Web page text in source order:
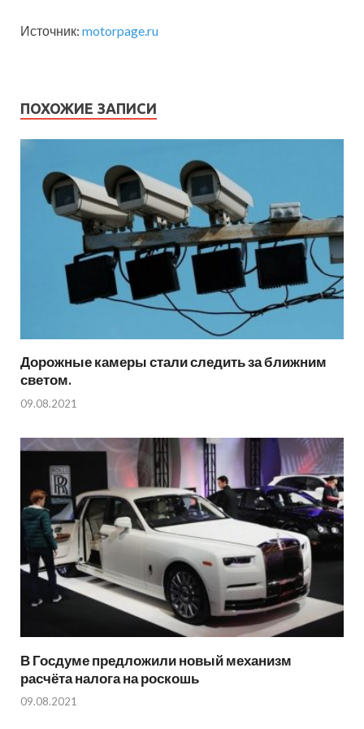
Источник: motorpage.ru
ПОХОЖИЕ ЗАПИСИ
Дорожные камеры стали следить за ближним
светом.
09.08.2021
В Госдуме предложили новый механизм
расчёта налога на роскошь
09.08.2021